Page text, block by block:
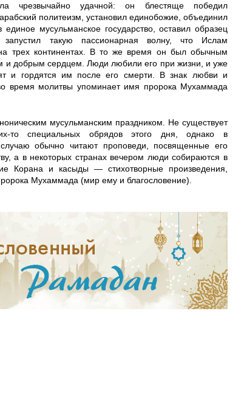
чрезвычайно удачной: он блестяще победил
политеизм, установил единобожие, объединил
мусульманское государство, оставил образец
запустил такую ​​пассионарная волну, что Ислам
трех континентах. В то же время он был обычным
и добрым сердцем. Люди любили его при жизни, и уже
и гордятся им после его смерти. В знак любви и
время молитвы упоминает имя пророка Мухаммада
мусульманским праздником. Не существует
то специальных обрядов этого дня, однако в
обычно читают проповеди, посвященные его
а в некоторых странах вечером люди собираются в
Корана и касыды — стихотворные произведения,
Мухаммада (мир ему и благословение).